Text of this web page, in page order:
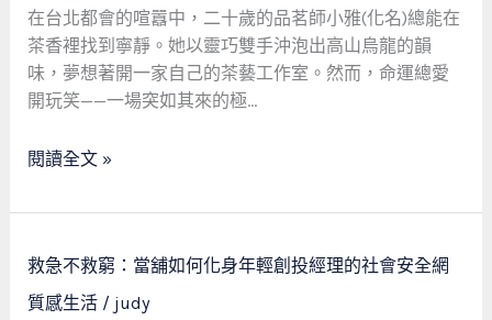
——
當
舖
是
會
全
的
最
在台北都會的喧囂中，二十歲的品茗師小雅(化名)總能在
茶香裡找到寧靜。她以靈巧雙手沖泡出高山烏龍的韻
味，夢想著開一家自己的茶藝工作室。然而，命運總愛
開玩笑——一場突如其來的極…
中
的
溫
暖
護
救
不
救
閱讀全文 »
救急不救窮：當舖如何化身年輕創投經理的社會安全網
質感生活/ judy
救
急
不